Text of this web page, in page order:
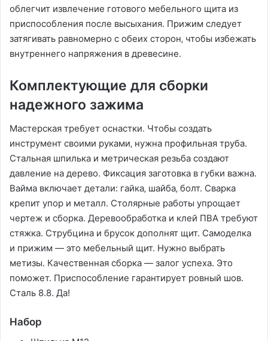
облегчит извлечение готового мебельного щита из
приспособления после высыхания. Прижим следует
затягивать равномерно с обеих сторон‚ чтобы избежать
внутреннего напряжения в древесине.
Комплектующие для сборки
надежного зажима
Мастерская требует оснастки. Чтобы создать
инструмент своими руками‚ нужна профильная труба.
Стальная шпилька и метрическая резьба создают
давление на дерево. Фиксация заготовка в губки важна.
Вайма включает детали: гайка‚ шайба‚ болт. Сварка
крепит упор и металл. Столярные работы упрощает
чертеж и сборка. Деревообработка и клей ПВА требуют
стяжка. Струбцина и брусок дополнят щит. Самоделка
и прижим — это мебельный щит. Нужно выбрать
метизы. Качественная сборка — залог успеха. Это
поможет. Приспособление гарантирует ровный шов.
Сталь 8.8. Да!
Набор